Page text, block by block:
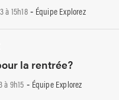
à 15h18- Équipe Explorez
la rentrée?
à 9h15 - Équipe Explorez